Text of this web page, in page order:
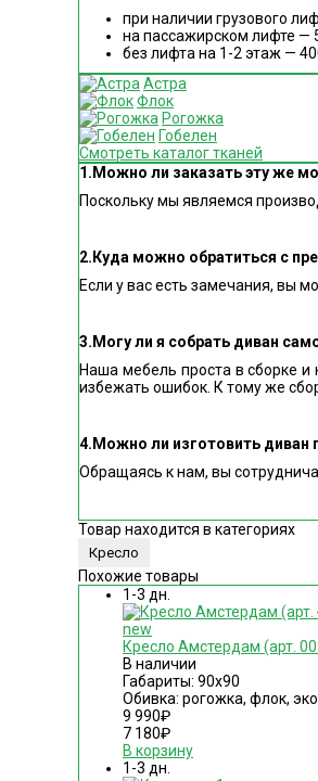
при наличии грузового
на пассажирском лифте —
без лифта на 1-2 этаж —
Астра
Флок
Рогожка
Гобелен
Смотреть каталог тканей
1.Можно ли заказать эту же
Поскольку мы являемся
2.Куда можно обратиться с
Если у вас есть замечания, вы
3.Могу ли я собрать диван
Наша мебель проста в сборке
избежать ошибок. К тому же
4.Можно ли изготовить диван
Обращаясь к нам, вы
Товар находится в категориях
Кресло
Похожие товары
1-3 дн.
new
Кресло Амстердам (арт.
В наличии
Габариты: 90х90
Обивка: рогожка, флок,
9 990₽
7 180₽
В корзину
1-3 дн.